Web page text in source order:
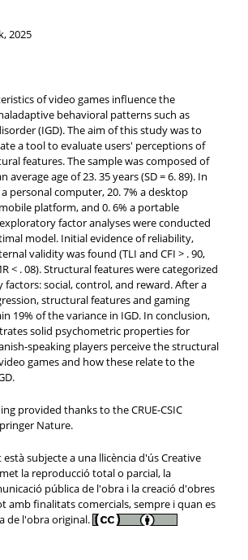
2025
of video games influence the
behavioral patterns such as
(IGD). The aim of this study was to
a tool to evaluate users' perceptions of
features. The sample was composed of
average age of 23. 35 years (SD = 6. 89). In
personal computer, 20. 7% a desktop
platform, and 0. 6% a portable
factor analyses were conducted
model. Initial evidence of reliability,
validity was found (TLI and CFI > . 90,
< . 08). Structural features were categorized
social, control, and reward. After a
structural features and gaming
19% of the variance in IGD. In conclusion,
solid psychometric properties for
speaking players perceive the structural
games and how these relate to the
provided thanks to the CRUE-CSIC
Nature.
subjecte a una llicència d'ús Creative
la reproducció total o parcial, la
pública de l'obra i la creació d'obres
amb finalitats comercials, sempre i quan es
de l'obra original.